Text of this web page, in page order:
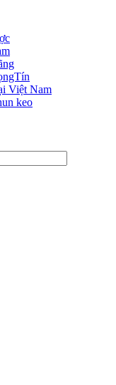
Việt Nam
keo